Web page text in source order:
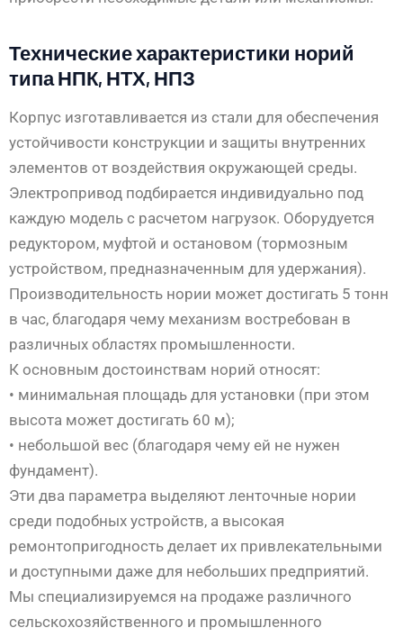
Технические характеристики норий
типа НПК, НТХ, НПЗ
Корпус изготавливается из стали для обеспечения
устойчивости конструкции и защиты внутренних
элементов от воздействия окружающей среды.
Электропривод подбирается индивидуально под
каждую модель с расчетом нагрузок. Оборудуется
редуктором, муфтой и остановом (тормозным
устройством, предназначенным для удержания).
Производительность нории может достигать 5 тонн
в час, благодаря чему механизм востребован в
различных областях промышленности.
К основным достоинствам норий относят:
• минимальная площадь для установки (при этом
высота может достигать 60 м);
• небольшой вес (благодаря чему ей не нужен
фундамент).
Эти два параметра выделяют ленточные нории
среди подобных устройств, а высокая
ремонтопригодность делает их привлекательными
и доступными даже для небольших предприятий.
Мы специализируемся на продаже различного
сельскохозяйственного и промышленного